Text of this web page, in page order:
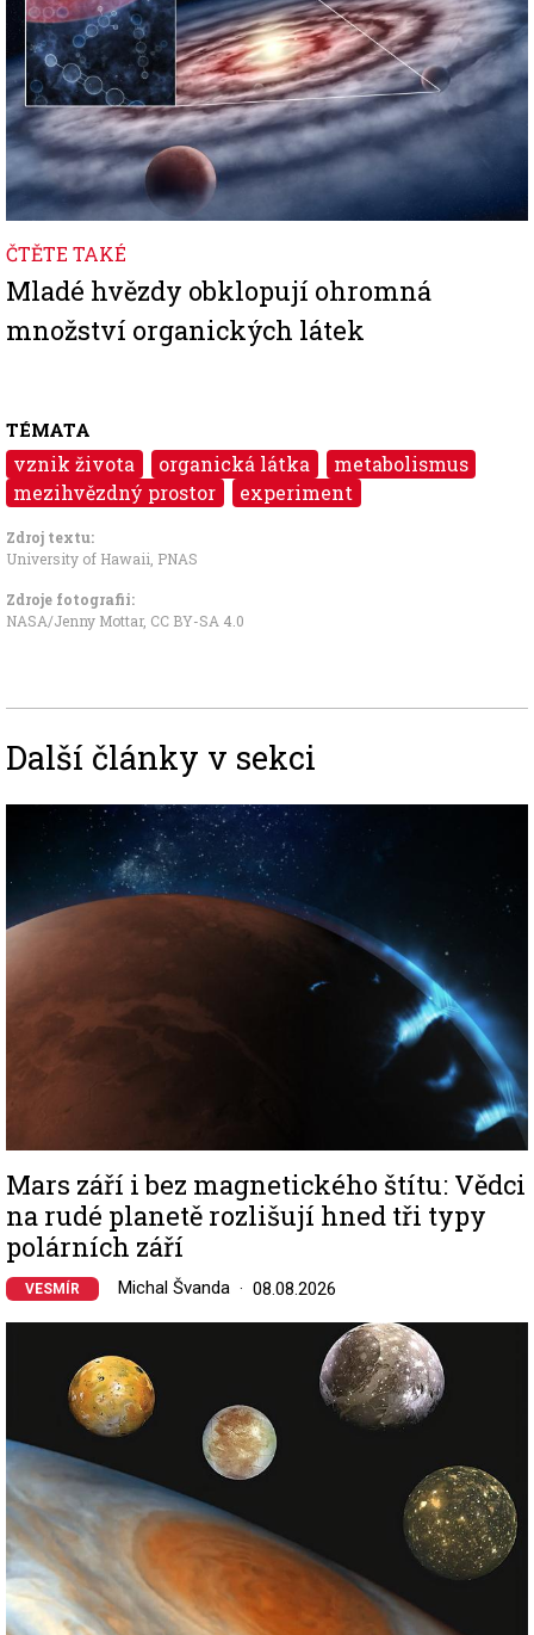
ČTĚTE TAKÉ
Mladé hvězdy obklopují ohromná
množství organických látek
TÉMATA
vznik života organická látka
metabolismus
mezihvězdný prostor
experiment
Zdroj textu:
University of Hawaii PNAS
Zdroje fotografii:
NASA/Jenny Mottar, CC BY-SA 4.0
Další články v sekci
Image
Mars září i bez magnetického štítu: Vědci
na rudé planetě rozlišují hned tři typy
polárních září
VESMÍR Michal Švanda 08.08.2026